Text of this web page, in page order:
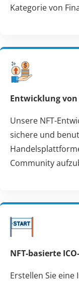
Kategorie von
Entwicklung
Unsere NFT-
sichere und
Community
NFT-basierte
Erstellen Sie eine